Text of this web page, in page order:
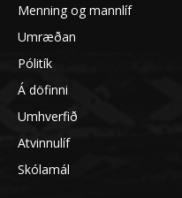
Menning og mannlíf
Umræðan
Pólitík
Á döfinni
Umhverfið
Atvinnulíf
Skólamál